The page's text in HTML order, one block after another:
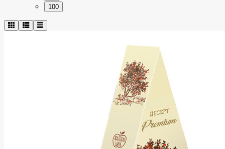
100